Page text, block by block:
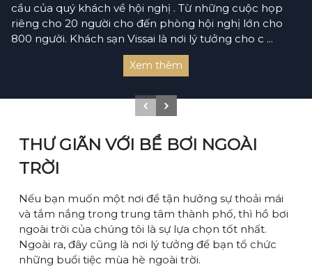
cầu của quý khách về hội nghị . Từ những cuộc họp
riêng cho 20 người cho đến phòng hội nghị lớn cho
800 người. Khách sạn Vissai là nơi lý tưởng cho c ...
Xem thêm
THƯ GIÃN VỚI BỂ BƠI NGOÀI
TRỜI
Nếu bạn muốn một nơi để tận hưởng sự thoải mái
và tắm nắng trong trung tâm thành phố, thì hồ bơi
ngoài trời của chúng tôi là sự lựa chọn tốt nhất.
Ngoài ra, đây cũng là nơi lý tưởng để bạn tổ chức
những buổi tiệc mùa hè ngoài trời.